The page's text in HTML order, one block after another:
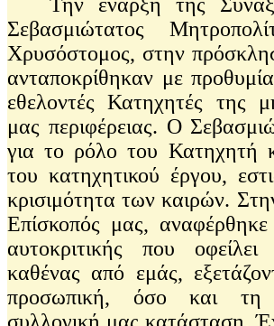
Σεβασμιώτατος
Χρυσόστομος, στην
ανταποκρίθηκαν με
εθελοντές Κατηχητές της
μας περιφέρειας. Ο
για το ρόλο του Κατηχητή
του κατηχητικού έργου,
κρισιμότητα των καιρών.
Επίσκοπός μας,
αυτοκριτικής που
καθένας από εμάς,
προσωπική, όσο και τη